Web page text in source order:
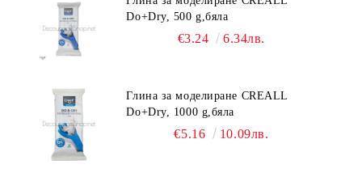
Do+Dry, 500 g,бяла
€3.24 6.34лв.
Глина за моделиране CREALL
Do+Dry, 1000 g,бяла
€5.16 10.09лв.